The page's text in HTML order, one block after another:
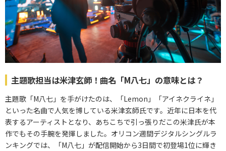
主題歌担当は米津玄師！曲名「M八七」の意味とは？
主題歌「M八七」を手がけたのは、「Lemon」「アイネクライネ」
といった名曲で人気を博している米津玄師氏です。近年に日本を代
表するアーティストとなり、あちこちで引っ張りだこの米津氏が本
作でもその手腕を発揮しました。オリコン週間デジタルシングルラ
ンキングでは、「M八七」が配信開始から3日間で初登場1位に輝き